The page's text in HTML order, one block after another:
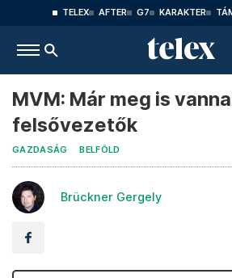
TELEX AFTER G7 KARAKTER
MVM: Már meg is
felsővezetők
GAZDASÁG BELFÖLD
Brückner Gergely